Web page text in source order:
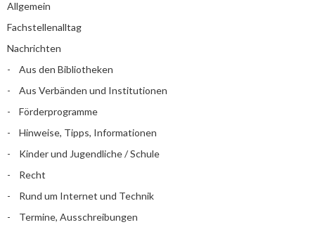
Allgemein
Fachstellenalltag
Nachrichten
Aus den Bibliotheken
Aus Verbänden und Institutionen
Förderprogramme
Hinweise, Tipps, Informationen
Kinder und Jugendliche / Schule
Recht
Rund um Internet und Technik
Termine, Ausschreibungen